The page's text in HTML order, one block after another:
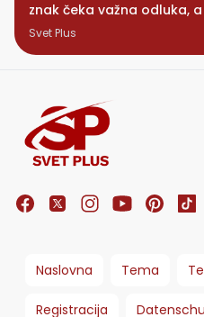
znak čeka važna odluka,
stiže iznenađenje
Svet Plus
Naslovna Tema
Registracija